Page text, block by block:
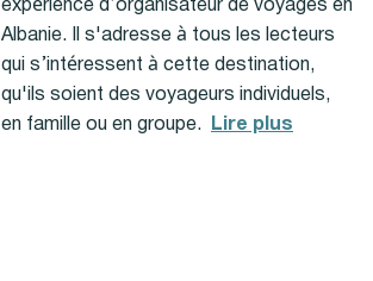
expérience d’organisateur de voyages en
Albanie. Il s'adresse à tous les lecteurs
qui s’intéressent à cette destination,
qu'ils soient des voyageurs individuels,
en famille ou en groupe.
Lire plus